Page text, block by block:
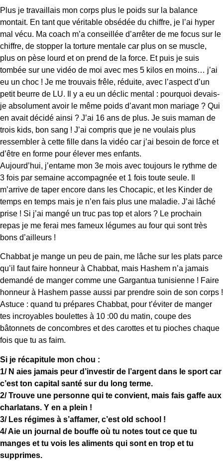
Plus je travaillais mon corps plus le poids sur la balance
montait. En tant que véritable obsédée du chiffre, je l’ai hyper
mal vécu. Ma coach m’a conseillée d’arrêter de me focus sur le
chiffre, de stopper la torture mentale car plus on se muscle,
plus on pèse lourd et on prend de la force. Et puis je suis
tombée sur une vidéo de moi avec mes 5 kilos en moins… j’ai
eu un choc ! Je me trouvais frêle, réduite, avec l’aspect d’un
petit beurre de LU. Il y a eu un déclic mental : pourquoi devais-
je absolument avoir le même poids d’avant mon mariage ? Qui
en avait décidé ainsi ? J’ai 16 ans de plus. Je suis maman de
trois kids, bon sang ! J’ai compris que je ne voulais plus
ressembler à cette fille dans la vidéo car j’ai besoin de force et
d’être en forme pour élever mes enfants.
Aujourd’hui, j’entame mon 3e mois avec toujours le rythme de
3 fois par semaine accompagnée et 1 fois toute seule. Il
m’arrive de taper encore dans les Chocapic, et les Kinder de
temps en temps mais je n’en fais plus une maladie. J’ai lâché
prise ! Si j’ai mangé un truc pas top et alors ? Le prochain
repas je me ferai mes fameux légumes au four qui sont très
bons d’ailleurs !
Chabbat je mange un peu de pain, me lâche sur les plats parce
qu’il faut faire honneur à Chabbat, mais Hashem n’a jamais
demandé de manger comme une Gargantua tunisienne ! Faire
honneur à Hashem passe aussi par prendre soin de son corps !
Astuce : quand tu prépares Chabbat, pour t’éviter de manger
tes incroyables boulettes à 10 :00 du matin, coupe des
bâtonnets de concombres et des carottes et tu pioches chaque
fois que tu as faim.
Si je récapitule mon chou :
1/ N aies jamais peur d’investir de l’argent dans le sport car
c’est ton capital santé sur du long terme.
2/ Trouve une personne qui te convient, mais fais gaffe aux
charlatans. Y en a plein !
3/ Les régimes à s’affamer, c’est old school !
4/ Aie un journal de bouffe où tu notes tout ce que tu
manges et tu vois les aliments qui sont en trop et tu
supprimes.